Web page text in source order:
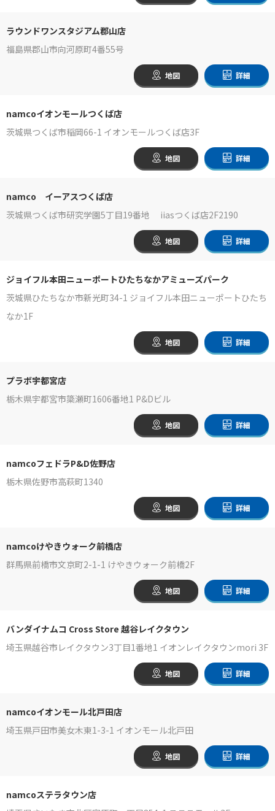
ラウンドワンスタジアム郡山店
福島県郡山市向河原町4番55号
地図 詳細
namcoイオンモールつくば店
茨城県つくば市稲岡66-1 イオンモールつくば店3F
地図 詳細
namco イーアスつくば店
茨城県つくば市研究学園5丁目19番地 iiasつくば店2F2190
地図 詳細
ジョイフル本田ニューポートひたちなかアミューズパーク
茨城県ひたちなか市新光町34-1 ジョイフル本田ニューポートひたち
なか1F
地図 詳細
プラボ宇都宮店
栃木県宇都宮市簗瀬町1606番地1 P&Dビル
地図 詳細
namcoフェドラP&D佐野店
栃木県佐野市高萩町1340
地図 詳細
namcoけやきウォーク前橋店
群馬県前橋市文京町2-1-1 けやきウォーク前橋2F
地図 詳細
バンダイナムコ Cross Store 越谷レイクタウン
埼玉県越谷市レイクタウン3丁目1番地1 イオンレイクタウンmori 3F
地図 詳細
namcoイオンモール北戸田店
埼玉県戸田市美女木東1-3-1 イオンモール北戸田
地図 詳細
namcoステラタウン店